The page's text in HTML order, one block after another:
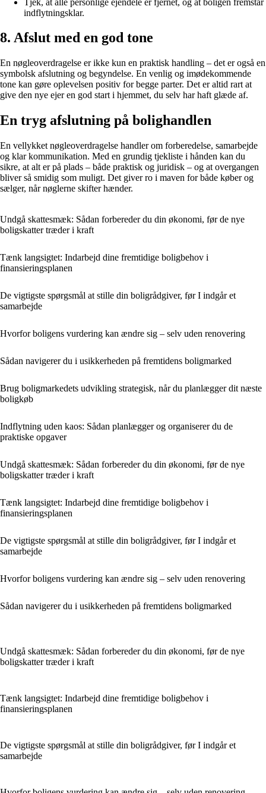
indflytningsklar.
8. Afslut med en god tone
En nøgleoverdragelse er ikke kun en praktisk handling – det er også en
symbolsk afslutning og begyndelse. En venlig og imødekommende
tone kan gøre oplevelsen positiv for begge parter. Det er altid rart at
give den nye ejer en god start i hjemmet, du selv har haft glæde af.
En tryg afslutning på bolighandlen
En vellykket nøgleoverdragelse handler om forberedelse, samarbejde
og klar kommunikation. Med en grundig tjekliste i hånden kan du
sikre, at alt er på plads – både praktisk og juridisk – og at overgangen
bliver så smidig som muligt. Det giver ro i maven for både køber og
sælger, når nøglerne skifter hænder.
Undgå skattesmæk: Sådan forbereder du din økonomi, før de nye
boligskatter træder i kraft
Tænk langsigtet: Indarbejd dine fremtidige boligbehov i
finansieringsplanen
De vigtigste spørgsmål at stille din boligrådgiver, før I indgår et
samarbejde
Hvorfor boligens vurdering kan ændre sig – selv uden renovering
Sådan navigerer du i usikkerheden på fremtidens boligmarked
Brug boligmarkedets udvikling strategisk, når du planlægger dit næste
boligkøb
Indflytning uden kaos: Sådan planlægger og organiserer du de
praktiske opgaver
Undgå skattesmæk: Sådan forbereder du din økonomi, før de nye
boligskatter træder i kraft
Tænk langsigtet: Indarbejd dine fremtidige boligbehov i
finansieringsplanen
De vigtigste spørgsmål at stille din boligrådgiver, før I indgår et
samarbejde
Hvorfor boligens vurdering kan ændre sig – selv uden renovering
Sådan navigerer du i usikkerheden på fremtidens boligmarked
Undgå skattesmæk: Sådan forbereder du din økonomi, før de nye
boligskatter træder i kraft
Tænk langsigtet: Indarbejd dine fremtidige boligbehov i
finansieringsplanen
De vigtigste spørgsmål at stille din boligrådgiver, før I indgår et
samarbejde